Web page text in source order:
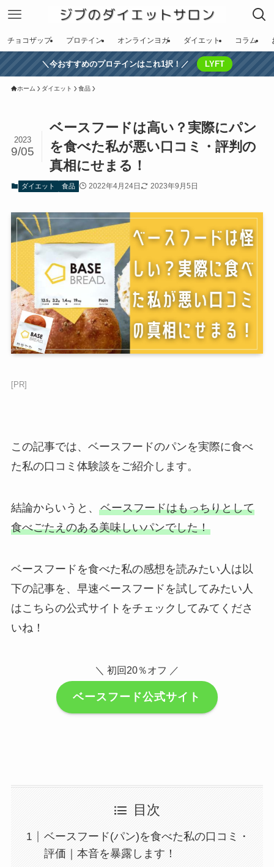
チョコザップ プロテイン オンラインヨガ ダイエット コラム
＼今おすすめのプロテインはこれ1択！／ LYFT
ホーム ダイエット 食品
ベースフードは高い？実際にパン
を食べた私が悪い口コミ・評判の
真相にせまる！
2023
9/05
ダイエット 食品 2022年4月24日 2023年9月5日
[PR]
この記事では、ベースフードのパンを実際に食べ
た私の口コミ体験談をご紹介します。
結論からいうと、 ベースフードはもっちりとして
食べごたえのある美味しいパンでした！
ベースフードを食べた私の感想を読みたい人は以
下の記事を、早速ベースフードを試してみたい人
はこちらの公式サイトをチェックしてみてくださ
いね！
＼ 初回20％オフ ／
ベースフード公式サイト
目次
ベースフード(パン)を食べた私の口コミ・
評価｜本音を暴露します！